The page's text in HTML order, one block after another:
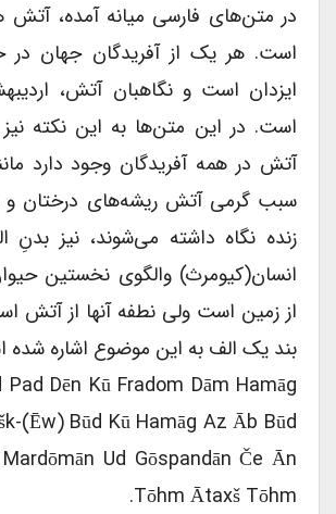
در متن‌های فارسی میانه آمده، آتش
است. هر یک از آفریدگان جهان در
ایزدان است و نگاهبان آتش،
است. در این متن‌ها به این نکته نیز
آتش در همه آفریدگان وجود دارد
سبب گرمی آتش ریشه‌های درختان و
زنده نگاه داشته می‌شوند، نیز بدنِ
انسان(کیومرث) والگوی نخستین
از زمین است ولی نطفه آنها از آتش
بند یک الف به این موضوع اشاره شده
Pad Dēn Kū Fradom Dām Hamāg
(ēw) Būd Kū Hamāg Az Āb Būd
Ud Gōspandān Če Ān
Tōhm Ātaxš Tōhm.